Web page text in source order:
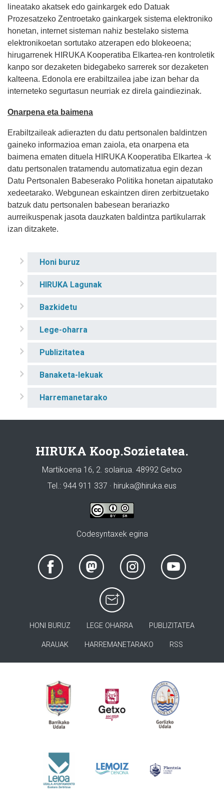
lineatako akatsek edo gainkargek edo Datuak
Prozesatzeko Zentroetako gainkargek sistema elektroniko
honetan, internet sisteman nahiz bestelako sistema
elektronikoetan sortutako atzerapen edo blokeoena;
hirugarrenek HIRUKA Kooperatiba Elkartea-ren kontroletik
kanpo sor dezaketen bidegabeko sarrerek sor dezaketen
kalteena. Edonola ere erabiltzailea jabe izan behar da
interneteko segurtasun neurriak ez direla gaindiezinak.
Onarpena eta baimena
Erabiltzaileak adierazten du datu pertsonalen baldintzen
gaineko informazioa eman zaiola, eta onarpena eta
baimena ematen dituela HIRUKA Kooperatiba Elkartea -k
datu pertsonalen tratamendu automatizatua egin dezan
Datu Pertsonalen Babeserako Politika honetan aipatutako
xedeetarako. Webgunean eskaintzen diren zerbitzuetako
batzuk datu pertsonalen babesean berariazko
aurreikuspenak jasota dauzkaten baldintza partikularrak
izan ditzakete.
Honi buruz
HIRUKA Lagunak
Bazkidetu
Lege-oharra
Publizitatea
Banaketa-lekuak
Harremanetarako
HIRUKA Koop.Sozietatea.
Martikoena 16, 2. solairua. 48992 Getxo
Tel.: 944 911 337 · hiruka@hiruka.eus
Codesyntaxek egina
HONI BURUZ LEGE OHARRA PUBLIZITATEA
ARAUAK HARREMANETARAKO RSS